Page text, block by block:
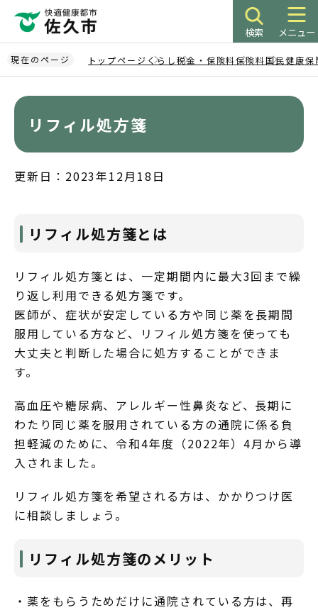
ペ
ー
ジ
検索 メニュー
現在のページ トップページ くらし税金・保険料保険料国民健康保
リフィル処方箋
更新日：2023年12月18日
リフィル処方箋とは
リフィル処方箋とは、一定期間内に最大3回まで繰
り返し利用できる処方箋です。
医師が、症状が安定している方や同じ薬を長期間
服用している方など、リフィル処方箋を使っても
大丈夫と判断した場合に処方することができま
す。
高血圧や糖尿病、アレルギー性鼻炎など、長期に
わたり同じ薬を服用されている方の通院に係る負
担軽減のために、令和4年度（2022年）4月から導
入されました。
リフィル処方箋を希望される方は、かかりつけ医
に相談しましょう。
リフィル処方箋のメリット
・薬をもらうためだけに通院されている方は、再